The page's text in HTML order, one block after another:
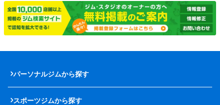
パーソナルジムから探す
スポーツジムから探す